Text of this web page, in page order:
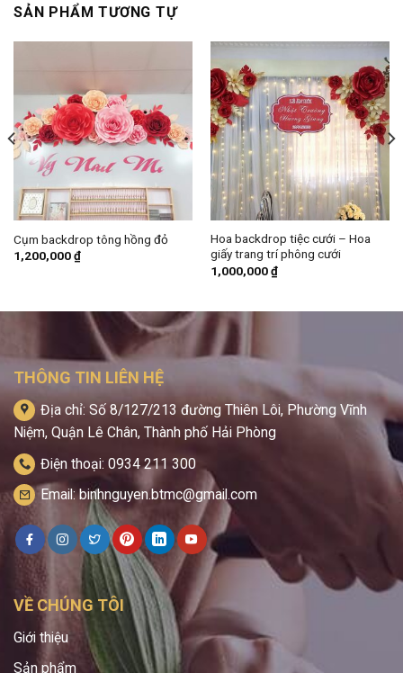
SẢN PHẨM TƯƠNG TỰ
Cụm backdrop tông hồng đỏ
1,200,000₫
Hoa backdrop tiệc cưới – Hoa
giấy trang trí phông cưới
1,000,000₫
THÔNG TIN LIÊN HỆ
Địa chỉ: Số 8/127/213 đường Thiên Lôi, Phường Vĩnh
Niệm, Quận Lê Chân, Thành phố Hải Phòng
Điện thoại: 0934 211 300
Email: binhnguyen.btmc@gmail.com
VỀ CHÚNG TÔI
Giới thiệu
Sản phẩm